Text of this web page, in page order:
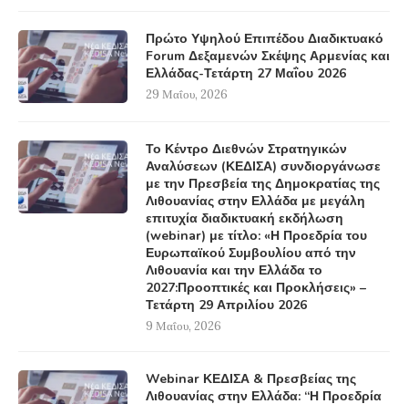
Πρώτο Υψηλού Επιπέδου Διαδικτυακό
Forum Δεξαμενών Σκέψης Αρμενίας και
Ελλάδας-Τετάρτη 27 Μαΐου 2026
29 Μαΐου, 2026
Το Κέντρο Διεθνών Στρατηγικών
Αναλύσεων (ΚΕΔΙΣΑ) συνδιοργάνωσε
με την Πρεσβεία της Δημοκρατίας της
Λιθουανίας στην Ελλάδα με μεγάλη
επιτυχία διαδικτυακή εκδήλωση
(webinar) με τίτλο: «Η Προεδρία του
Ευρωπαϊκού Συμβουλίου από την
Λιθουανία και την Ελλάδα το
2027:Προοπτικές και Προκλήσεις» –
Τετάρτη 29 Απριλίου 2026
9 Μαΐου, 2026
Webinar ΚΕΔΙΣΑ & Πρεσβείας της
Λιθουανίας στην Ελλάδα: “Η Προεδρία